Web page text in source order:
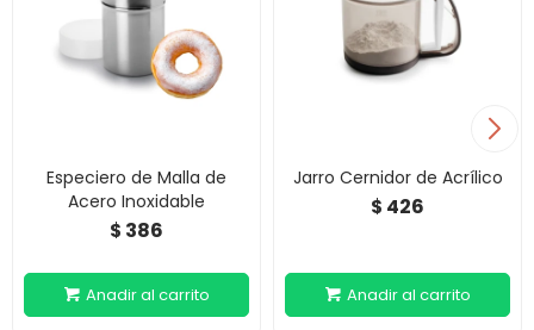
Especiero de Malla de
Acero Inoxidable
$ 386
Jarro Cernidor de Acrílico
$ 426